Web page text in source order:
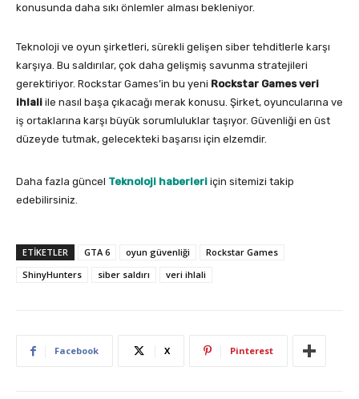
konusunda daha sıkı önlemler alması bekleniyor.
Teknoloji ve oyun şirketleri, sürekli gelişen siber tehditlerle karşı
karşıya. Bu saldırılar, çok daha gelişmiş savunma stratejileri
gerektiriyor. Rockstar Games’in bu yeni Rockstar Games veri
ihlali ile nasıl başa çıkacağı merak konusu. Şirket, oyuncularına ve
iş ortaklarına karşı büyük sorumluluklar taşıyor. Güvenliği en üst
düzeyde tutmak, gelecekteki başarısı için elzemdir.
Daha fazla güncel Teknoloji haberleri için sitemizi takip
edebilirsiniz.
ETIKETLER GTA 6 oyun güvenliği
Rockstar Games
ShinyHunters
siber saldırı veri ihlali
Facebook X Pinterest